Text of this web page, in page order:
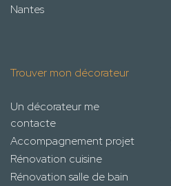
Nantes
Trouver mon décorateur
Un décorateur me
contacte
Accompagnement projet
Rénovation cuisine
Rénovation salle de bain